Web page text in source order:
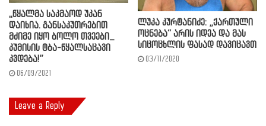
,,წყალმა საკმაოდ უკან
დაიხია. განსაკუთრებით
მძიმე იყო ბოლო თვეები_
კუმისის ტბა-წყალსაცავი
კვდება!”
06/09/2021
ლუკა კურტანიძე: „ქართული
ოცნება“ არის იდეა და მას
სიცოცხლის ფასად დავიცავთ
03/11/2020
Leave a Reply